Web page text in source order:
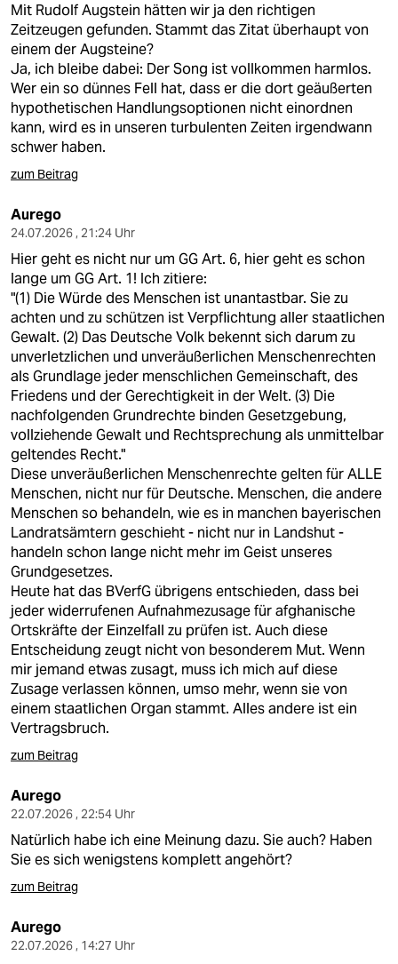
Mit Rudolf Augstein hätten wir ja den richtigen
Zeitzeugen gefunden. Stammt das Zitat überhaupt von
einem der Augsteine?
Ja, ich bleibe dabei: Der Song ist vollkommen harmlos.
Wer ein so dünnes Fell hat, dass er die dort geäußerten
hypothetischen Handlungsoptionen nicht einordnen
kann, wird es in unseren turbulenten Zeiten irgendwann
schwer haben.
zum Beitrag
Aurego
24.07.2026 , 21:24 Uhr
Hier geht es nicht nur um GG Art. 6, hier geht es schon
lange um GG Art. 1! Ich zitiere:
"(1) Die Würde des Menschen ist unantastbar. Sie zu
achten und zu schützen ist Verpflichtung aller staatlichen
Gewalt. (2) Das Deutsche Volk bekennt sich darum zu
unverletzlichen und unveräußerlichen Menschenrechten
als Grundlage jeder menschlichen Gemeinschaft, des
Friedens und der Gerechtigkeit in der Welt. (3) Die
nachfolgenden Grundrechte binden Gesetzgebung,
vollziehende Gewalt und Rechtsprechung als unmittelbar
geltendes Recht."
Diese unveräußerlichen Menschenrechte gelten für ALLE
Menschen, nicht nur für Deutsche. Menschen, die andere
Menschen so behandeln, wie es in manchen bayerischen
Landratsämtern geschieht - nicht nur in Landshut -
handeln schon lange nicht mehr im Geist unseres
Grundgesetzes.
Heute hat das BVerfG übrigens entschieden, dass bei
jeder widerrufenen Aufnahmezusage für afghanische
Ortskräfte der Einzelfall zu prüfen ist. Auch diese
Entscheidung zeugt nicht von besonderem Mut. Wenn
mir jemand etwas zusagt, muss ich mich auf diese
Zusage verlassen können, umso mehr, wenn sie von
einem staatlichen Organ stammt. Alles andere ist ein
Vertragsbruch.
zum Beitrag
Aurego
22.07.2026 , 22:54 Uhr
Natürlich habe ich eine Meinung dazu. Sie auch? Haben
Sie es sich wenigstens komplett angehört?
zum Beitrag
Aurego
22.07.2026 , 14:27 Uhr